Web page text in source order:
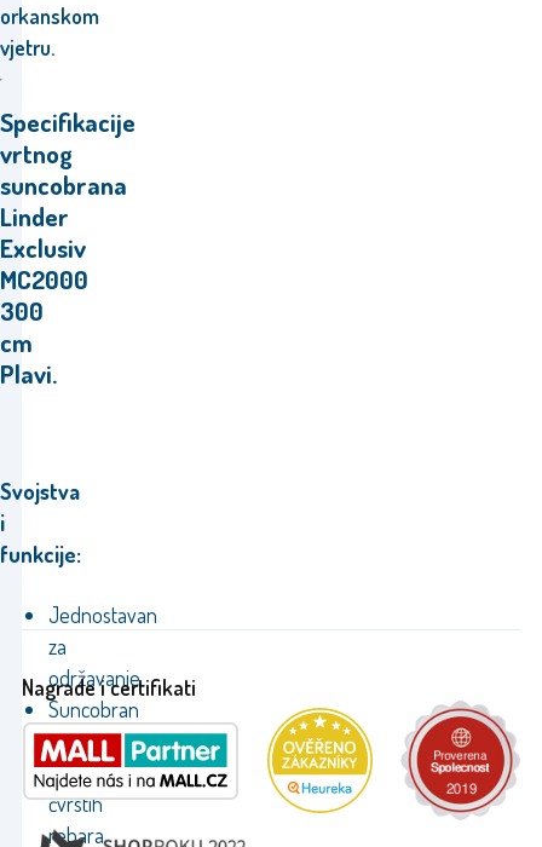
orkanskom
vjetru.
Specifikacije
vrtnog
suncobrana
Linder
Exclusiv
MC2000
300
cm
Plavi.
Svojstva
i
funkcije:
Jednostavan
za
održavanje
Suncobran
ima
6
čvrstih
rebara
Nagrade i certifikati